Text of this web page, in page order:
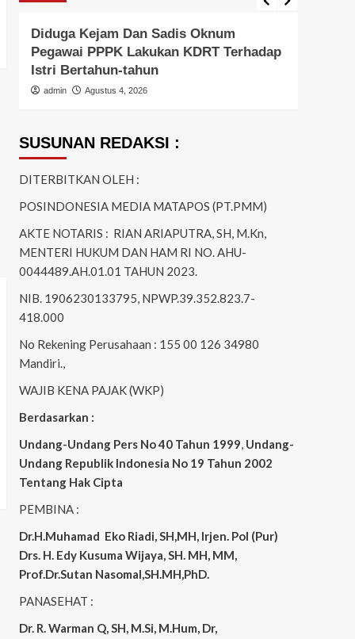
Diduga Kejam Dan Sadis Oknum
Pegawai PPPK Lakukan KDRT Terhadap
Istri Bertahun-tahun
admin Agustus 4, 2026
SUSUNAN REDAKSI :
DITERBITKAN OLEH :
POSINDONESIA MEDIA MATAPOS (PT.PMM)
AKTE NOTARIS : RIAN ARIAPUTRA, SH, M.Kn,
MENTERI HUKUM DAN HAM RI NO. AHU-
0044489.AH.01.01 TAHUN 2023.
NIB. 1906230133795, NPWP.39.352.823.7-
418.000
No Rekening Perusahaan : 155 00 126 34980
Mandiri.,
WAJIB KENA PAJAK (WKP)
Berdasarkan :
Undang-Undang Pers No 40 Tahun 1999, Undang-
Undang Republik Indonesia No 19 Tahun 2002
Tentang Hak Cipta
PEMBINA :
Dr.H.Muhamad Eko Riadi, SH,MH, Irjen. Pol (Pur)
Drs. H. Edy Kusuma Wijaya, SH. MH, MM,
Prof.Dr.Sutan Nasomal,SH.MH,PhD.
PANASEHAT :
Dr. R. Warman Q, SH, M.Si, M.Hum, Dr,